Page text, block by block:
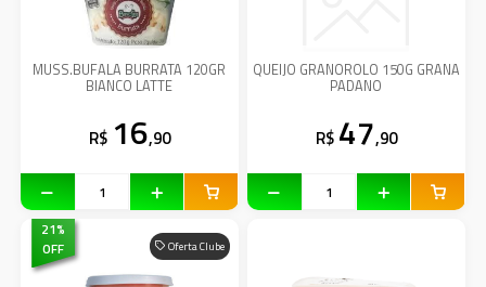
MUSS.BUFALA BURRATA 120GR
BIANCO LATTE
R$ 16,90
QUEIJO GRANOROLO 150G GRANA
PADANO
R$ 47,90
Oferta Clube
21%
OFF